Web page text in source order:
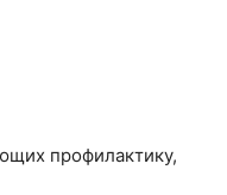
профилактику,